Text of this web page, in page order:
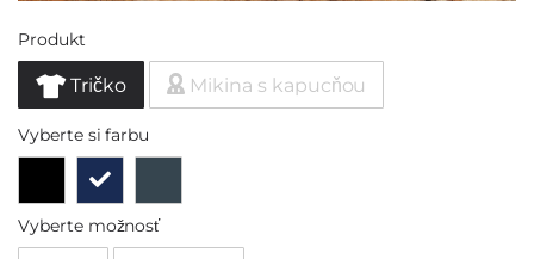
Produkt
Tričko Mikina s kapucňou
Vyberte si farbu
Vyberte možnosť